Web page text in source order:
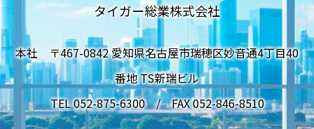
タイガー総業株式会社
本社 〒467-0842 愛知県名古屋市瑞穂区妙音通4丁目40
番地 TS新瑞ビル
TEL 052-875-6300 / FAX 052-846-8510